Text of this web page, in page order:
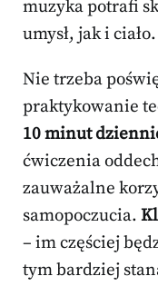
muzyka potrafi
umysł, jak i ciało.
Nie trzeba
praktykowanie
10 minut
ćwiczenia
zauważalne
samopoczucia.
– im częściej
tym bardziej